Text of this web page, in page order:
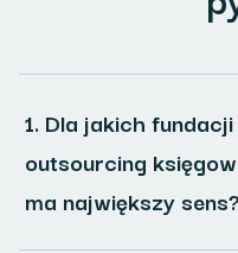
1. Dla jakich
outsourcing
ma największy sens?